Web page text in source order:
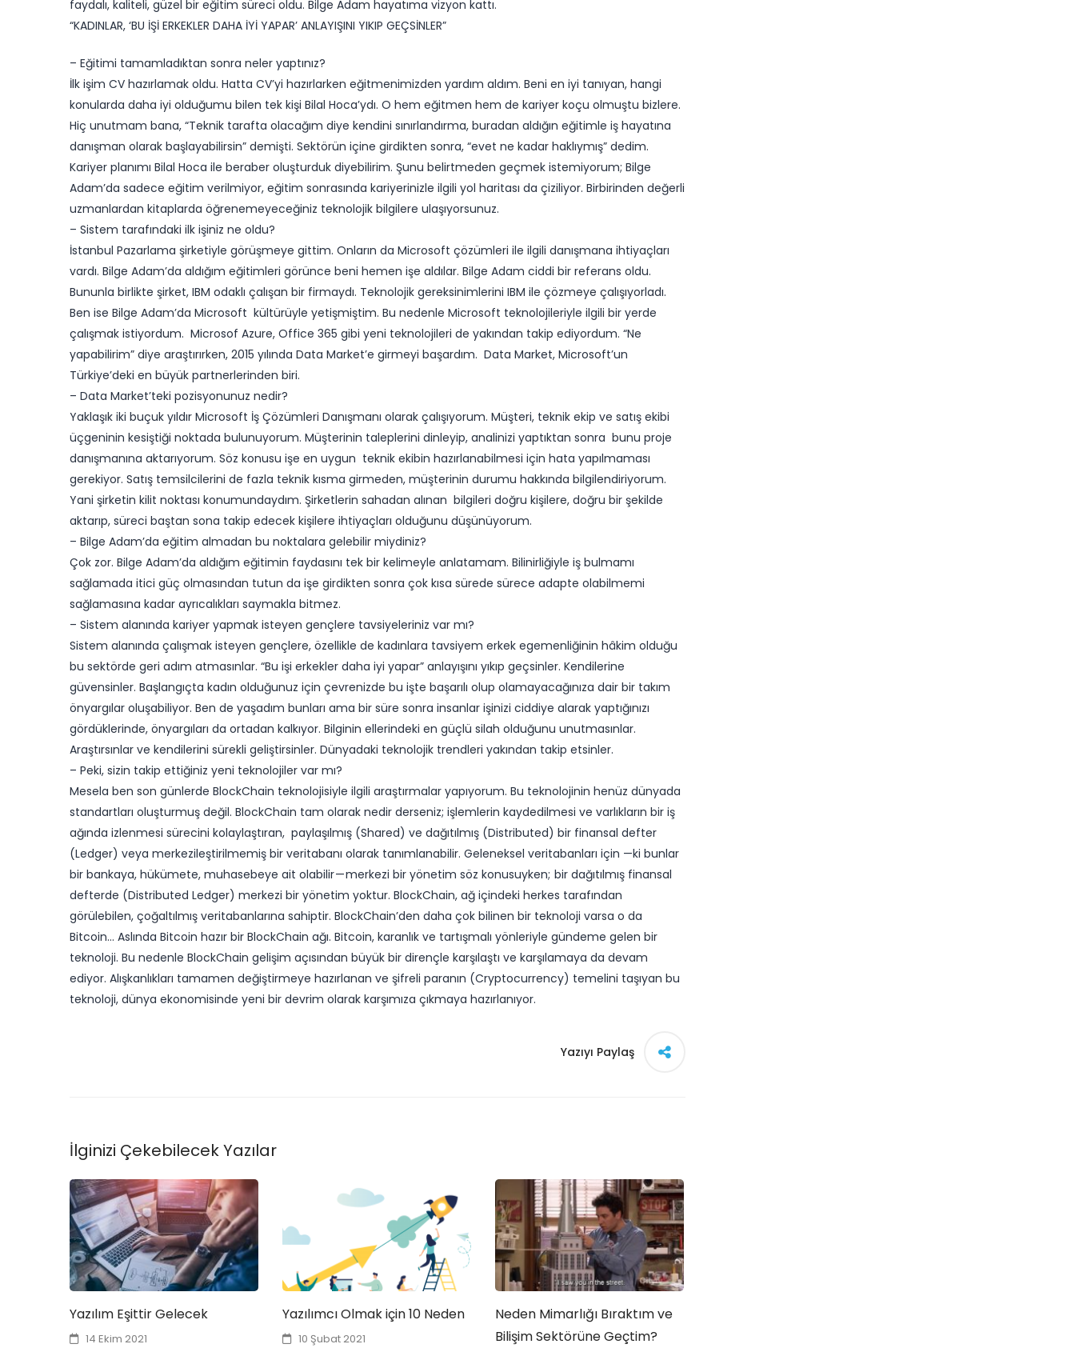
faydalı, kaliteli, güzel bir eğitim süreci oldu. Bilge Adam hayatıma vizyon kattı.
“KADINLAR, ‘BU İŞİ ERKEKLER DAHA İYİ YAPAR’ ANLAYIŞINI YIKIP GEÇSİNLER”
– Eğitimi tamamladıktan sonra neler yaptınız?
İlk işim CV hazırlamak oldu. Hatta CV’yi hazırlarken eğitmenimizden yardım aldım. Beni en iyi tanıyan, hangi
konularda daha iyi olduğumu bilen tek kişi Bilal Hoca’ydı. O hem eğitmen hem de kariyer koçu olmuştu bizlere.
Hiç unutmam bana, “Teknik tarafta olacağım diye kendini sınırlandırma, buradan aldığın eğitimle iş hayatına
danışman olarak başlayabilirsin” demişti. Sektörün içine girdikten sonra, “evet ne kadar haklıymış” dedim.
Kariyer planımı Bilal Hoca ile beraber oluşturduk diyebilirim. Şunu belirtmeden geçmek istemiyorum; Bilge
Adam’da sadece eğitim verilmiyor, eğitim sonrasında kariyerinizle ilgili yol haritası da çiziliyor. Birbirinden değerli
uzmanlardan kitaplarda öğrenemeyeceğiniz teknolojik bilgilere ulaşıyorsunuz.
– Sistem tarafındaki ilk işiniz ne oldu?
İstanbul Pazarlama şirketiyle görüşmeye gittim. Onların da Microsoft çözümleri ile ilgili danışmana ihtiyaçları
vardı. Bilge Adam’da aldığım eğitimleri görünce beni hemen işe aldılar. Bilge Adam ciddi bir referans oldu.
Bununla birlikte şirket, IBM odaklı çalışan bir firmaydı. Teknolojik gereksinimlerini IBM ile çözmeye çalışıyorladı.
Ben ise Bilge Adam’da Microsoft kültürüyle yetişmiştim. Bu nedenle Microsoft teknolojileriyle ilgili bir yerde
çalışmak istiyordum. Microsof Azure, Office 365 gibi yeni teknolojileri de yakından takip ediyordum. “Ne
yapabilirim” diye araştırırken, 2015 yılında Data Market’e girmeyi başardım. Data Market, Microsoft’un
Türkiye’deki en büyük partnerlerinden biri.
– Data Market’teki pozisyonunuz nedir?
Yaklaşık iki buçuk yıldır Microsoft İş Çözümleri Danışmanı olarak çalışıyorum. Müşteri, teknik ekip ve satış ekibi
üçgeninin kesiştiği noktada bulunuyorum. Müşterinin taleplerini dinleyip, analinizi yaptıktan sonra bunu proje
danışmanına aktarıyorum. Söz konusu işe en uygun teknik ekibin hazırlanabilmesi için hata yapılmaması
gerekiyor. Satış temsilcilerini de fazla teknik kısma girmeden, müşterinin durumu hakkında bilgilendiriyorum.
Yani şirketin kilit noktası konumundaydım. Şirketlerin sahadan alınan bilgileri doğru kişilere, doğru bir şekilde
aktarıp, süreci baştan sona takip edecek kişilere ihtiyaçları olduğunu düşünüyorum.
– Bilge Adam’da eğitim almadan bu noktalara gelebilir miydiniz?
Çok zor. Bilge Adam’da aldığım eğitimin faydasını tek bir kelimeyle anlatamam. Bilinirliğiyle iş bulmamı
sağlamada itici güç olmasından tutun da işe girdikten sonra çok kısa sürede sürece adapte olabilmemi
sağlamasına kadar ayrıcalıkları saymakla bitmez.
– Sistem alanında kariyer yapmak isteyen gençlere tavsiyeleriniz var mı?
Sistem alanında çalışmak isteyen gençlere, özellikle de kadınlara tavsiyem erkek egemenliğinin hâkim olduğu
bu sektörde geri adım atmasınlar. “Bu işi erkekler daha iyi yapar” anlayışını yıkıp geçsinler. Kendilerine
güvensinler. Başlangıçta kadın olduğunuz için çevrenizde bu işte başarılı olup olamayacağınıza dair bir takım
önyargılar oluşabiliyor. Ben de yaşadım bunları ama bir süre sonra insanlar işinizi ciddiye alarak yaptığınızı
gördüklerinde, önyargıları da ortadan kalkıyor. Bilginin ellerindeki en güçlü silah olduğunu unutmasınlar.
Araştırsınlar ve kendilerini sürekli geliştirsinler. Dünyadaki teknolojik trendleri yakından takip etsinler.
– Peki, sizin takip ettiğiniz yeni teknolojiler var mı?
Mesela ben son günlerde BlockChain teknolojisiyle ilgili araştırmalar yapıyorum. Bu teknolojinin henüz dünyada
standartları oluşturmuş değil. BlockChain tam olarak nedir derseniz; işlemlerin kaydedilmesi ve varlıkların bir iş
ağında izlenmesi sürecini kolaylaştıran, paylaşılmış (Shared) ve dağıtılmış (Distributed) bir finansal defter
(Ledger) veya merkezileştirilmemiş bir veritabanı olarak tanımlanabilir. Geleneksel veritabanları için —ki bunlar
bir bankaya, hükümete, muhasebeye ait olabilir — merkezi bir yönetim söz konusuyken; bir dağıtılmış finansal
defterde (Distributed Ledger) merkezi bir yönetim yoktur. BlockChain, ağ içindeki herkes tarafından
görülebilen, çoğaltılmış veritabanlarına sahiptir. BlockChain’den daha çok bilinen bir teknoloji varsa o da
Bitcoin… Aslında Bitcoin hazır bir BlockChain ağı. Bitcoin, karanlık ve tartışmalı yönleriyle gündeme gelen bir
teknoloji. Bu nedenle BlockChain gelişim açısından büyük bir dirençle karşılaştı ve karşılamaya da devam
ediyor. Alışkanlıkları tamamen değiştirmeye hazırlanan ve şifreli paranın (Cryptocurrency) temelini taşıyan bu
teknoloji, dünya ekonomisinde yeni bir devrim olarak karşımıza çıkmaya hazırlanıyor.
Yazıyı Paylaş
İlginizi Çekebilecek Yazılar
Yazılım Eşittir Gelecek
14 Ekim 2021
Yazılımcı Olmak için 10 Neden
10 Şubat 2021
Neden Mimarlığı Bıraktım ve
Bilişim Sektörüne Geçtim?